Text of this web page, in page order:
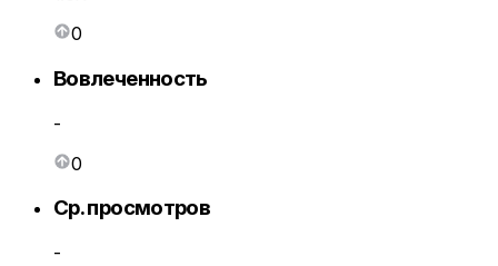
0
Вовлеченность
-
0
Ср. просмотров
-